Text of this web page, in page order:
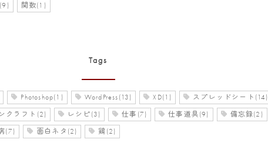
関数(1)
Tags
Photoshop(1) WordPress(13) XD(1) スプレッドシート(14)
クラフト(2) レシピ(3) 仕事(7) 仕事道具(9) 備忘録(2)
(7) 面白ネタ(2) 鶏(2)